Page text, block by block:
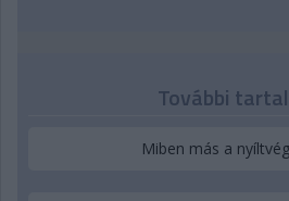
További
Miben más a